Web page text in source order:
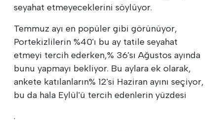
seyahat etmeyeceklerini söylüyor.
Temmuz ayı en popüler gibi görünüyor,
Portekizlilerin %40'ı bu ay tatile seyahat
etmeyi tercih ederken,% 36'sı Ağustos ayında
bunu yapmayı bekliyor. Bu aylara ek olarak,
ankete katılanların% 12'si Haziran ayını seçiyor,
bu da hala Eylül'ü tercih edenlerin yüzdesi
.